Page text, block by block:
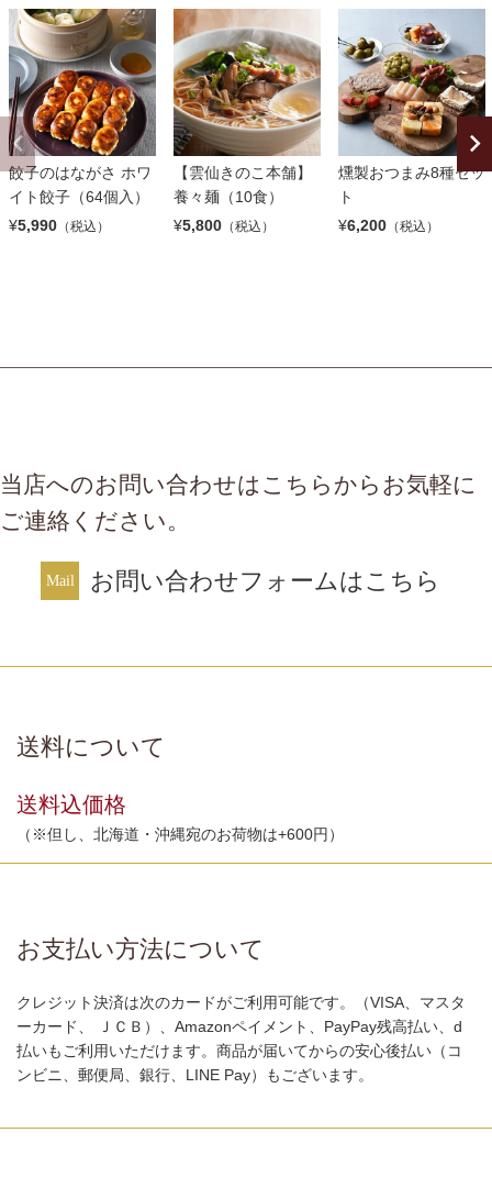
餃子のはながさ ホワ
イト餃子（64個入）
¥5,990 （税込）
【雲仙きのこ本舗】
養々麺（10食）
¥5,800 （税込）
燻製おつまみ8種セッ
ト
¥6,200 （税込）
当店へのお問い合わせはこちらからお気軽に
ご連絡ください。
お問い合わせフォームはこちら
送料について
送料込価格
（※但し、北海道・沖縄宛のお荷物は+600円）
お支払い方法について
クレジット決済は次のカードがご利用可能です。（VISA、マスタ
ーカード、 ＪＣＢ）、Amazonペイメント、PayPay残高払い、d
払いもご利用いただけます。商品が届いてからの安心後払い（コ
ンビニ、郵便局、銀行、LINE Pay）もございます。